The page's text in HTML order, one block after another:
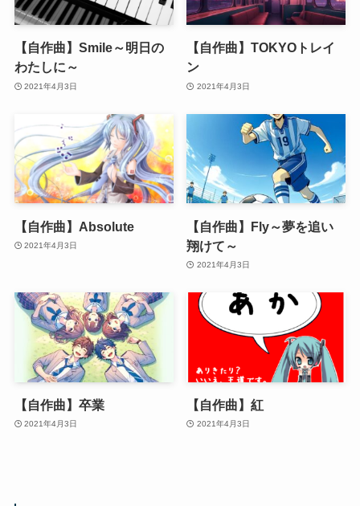
【自作曲】Smile～明日の
わたしに～
2021年4月3日
【自作曲】TOKYOトレイ
ン
2021年4月3日
【自作曲】Absolute
2021年4月3日
【自作曲】Fly～夢を追い
翔けて～
2021年4月3日
【自作曲】卒業
2021年4月3日
【自作曲】紅
2021年4月3日